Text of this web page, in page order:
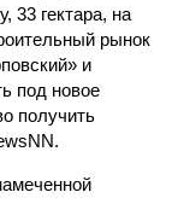
33 гектара, на
рынок
и
под новое
получить